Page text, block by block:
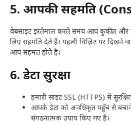
5. आपकी सहमति
वेबसाइट इस्तेमाल करते समय आप कुकीज़ और
लिए सहमति देते हैं। पहली विज़िट पर दिखने
आप सहमत होते हैं।
6. डेटा सुरक्षा
हमारी साइट SSL (HTTPS) से
आपके डेटा को अनधिकृत पहुँच से
संगठनात्मक उपाय किए गए हैं।